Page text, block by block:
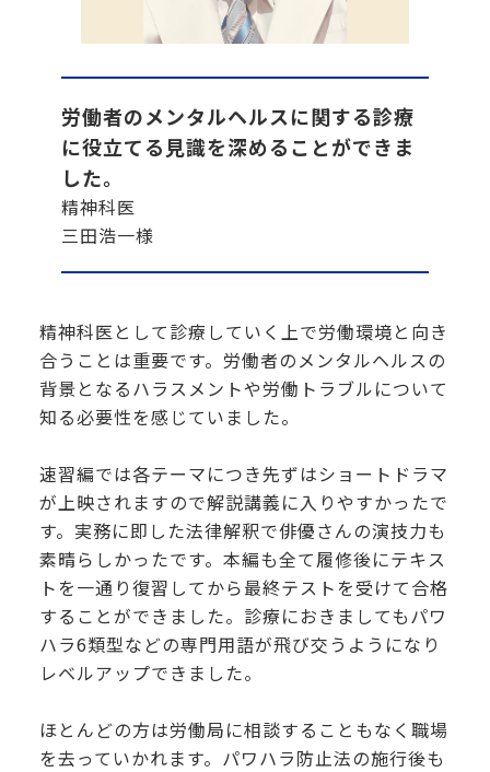
労働者のメンタルヘルスに関する診療
に役立てる見識を深めることができま
した。
精神科医
三田浩一様
精神科医として診療していく上で労働環境と向き
合うことは重要です。労働者のメンタルヘルスの
背景となるハラスメントや労働トラブルについて
知る必要性を感じていました。
速習編では各テーマにつき先ずはショートドラマ
が上映されますので解説講義に入りやすかったで
す。実務に即した法律解釈で俳優さんの演技力も
素晴らしかったです。本編も全て履修後にテキス
トを一通り復習してから最終テストを受けて合格
することができました。診療におきましてもパワ
ハラ6類型などの専門用語が飛び交うようになり
レベルアップできました。
ほとんどの方は労働局に相談することもなく職場
を去っていかれます。パワハラ防止法の施行後も